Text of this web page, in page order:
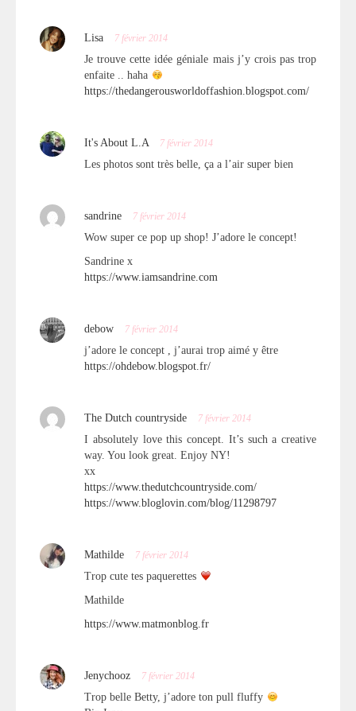
Lisa 7 février 2014
Je trouve cette idée géniale mais j’y crois pas trop
enfaite .. haha
https://thedangerousworldoffashion.blogspot.com/
It's About L.A 7 février 2014
Les photos sont très belle, ça a l’air super bien
sandrine 7 février 2014
Wow super ce pop up shop! J’adore le concept!
Sandrine x
https://www.iamsandrine.com
debow 7 février 2014
j’adore le concept , j’aurai trop aimé y être
https://ohdebow.blogspot.fr/
The Dutch countryside 7 février 2014
I absolutely love this concept. It’s such a creative
way. You look great. Enjoy NY!
xx
https://www.thedutchcountryside.com/
https://www.bloglovin.com/blog/11298797
Mathilde 7 février 2014
Trop cute tes paquerettes
Mathilde
https://www.matmonblog.fr
Jenychooz 7 février 2014
Trop belle Betty, j’adore ton pull fluffy